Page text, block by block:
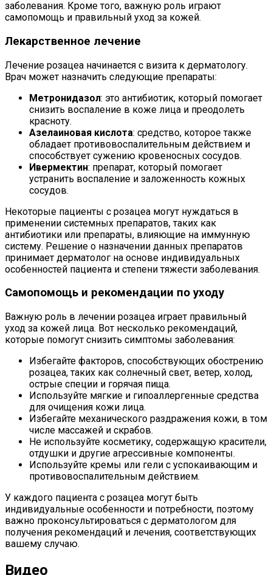
заболевания. Кроме того, важную роль играют
самопомощь и правильный уход за кожей.
Лекарственное лечение
Лечение розацеа начинается с визита к дерматологу.
Врач может назначить следующие препараты:
Метронидазол: это антибиотик, который помогает
снизить воспаление в коже лица и преодолеть
красноту.
Азелаиновая кислота: средство, которое также
обладает противовоспалительным действием и
способствует сужению кровеносных сосудов.
Ивермектин: препарат, который помогает
устранить воспаление и заложенность кожных
сосудов.
Некоторые пациенты с розацеа могут нуждаться в
применении системных препаратов, таких как
антибиотики или препараты, влияющие на иммунную
систему. Решение о назначении данных препаратов
принимает дерматолог на основе индивидуальных
особенностей пациента и степени тяжести заболевания.
Самопомощь и рекомендации по уходу
Важную роль в лечении розацеа играет правильный
уход за кожей лица. Вот несколько рекомендаций,
которые помогут снизить симптомы заболевания:
Избегайте факторов, способствующих обострению
розацеа, таких как солнечный свет, ветер, холод,
острые специи и горячая пища.
Используйте мягкие и гипоаллергенные средства
для очищения кожи лица.
Избегайте механического раздражения кожи, в том
числе массажей и скрабов.
Не используйте косметику, содержащую красители,
отдушки и другие агрессивные компоненты.
Используйте кремы или гели с успокаивающим и
противовоспалительным действием.
У каждого пациента с розацеа могут быть
индивидуальные особенности и потребности, поэтому
важно проконсультироваться с дерматологом для
получения рекомендаций и лечения, соответствующих
вашему случаю.
Видео